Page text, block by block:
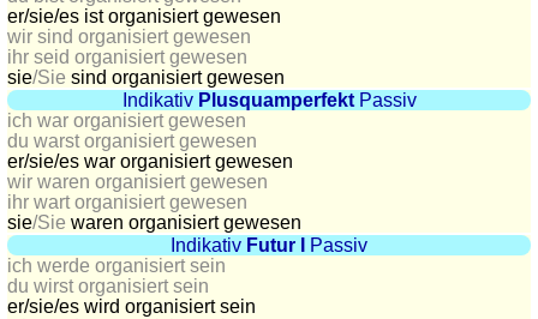
pour
le
voyage
(pdf)
JEUX
Géographie
Quiz
de
côtes
et
er/sie/es ist organisiert gewesen
wir sind organisiert gewesen
ihr seid organisiert gewesen
sie/Sie sind organisiert gewesen
Indikativ PlusquamperfektPassiv
ich war organisiert gewesen
du warst organisiert gewesen
er/sie/es war organisiert gewesen
wir waren organisiert gewesen
ihr wart organisiert gewesen
sie/Sie waren organisiert gewesen
Indikativ Futur I
Passiv
ich werde organisiert sein
du wirst organisiert sein
er/sie/es wird organisiert sein